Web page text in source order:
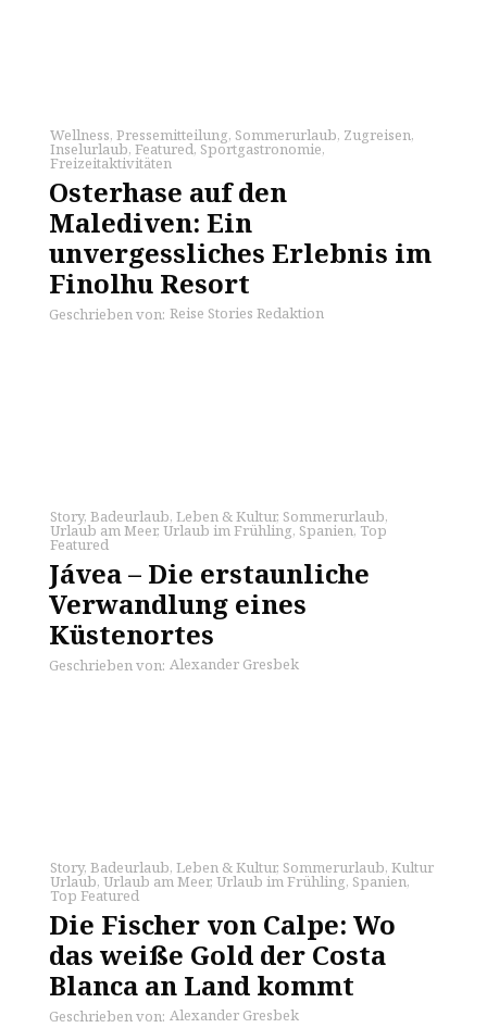
Wellness, Pressemitteilung, Sommerurlaub, Zugreisen,
Inselurlaub, Featured, Sportgastronomie,
Freizeitaktivitäten
Osterhase auf den
Malediven: Ein
unvergessliches Erlebnis im
Finolhu Resort
Geschrieben von: Reise Stories Redaktion
Story, Badeurlaub, Leben & Kultur, Sommerurlaub,
Urlaub am Meer, Urlaub im Frühling, Spanien, Top
Featured
Jávea – Die erstaunliche
Verwandlung eines
Küstenortes
Geschrieben von: Alexander Gresbek
Story, Badeurlaub, Leben & Kultur, Sommerurlaub, Kultur
Urlaub, Urlaub am Meer, Urlaub im Frühling, Spanien,
Top Featured
Die Fischer von Calpe: Wo
das weiße Gold der Costa
Blanca an Land kommt
Geschrieben von: Alexander Gresbek